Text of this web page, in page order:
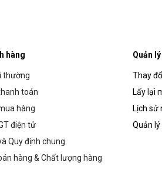
hàng
thường
toán
hàng
điện tử
Quy định chung
hàng & Chất lượng hàng
Quản
Thay
Lấy lại
Lịch sử
Quản